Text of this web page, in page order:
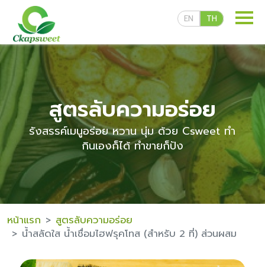
EN TH
ผลิตภัณฑ์ของเรา
สูตรลับความอร่อย
สื่อเผยแพร่
สูตรลับความอร่อย
รังสรรค์เมนูอร่อย หวาน นุ่ม ด้วย Csweet ทำ
กินเองก็ได้ ทำขายก็ปัง
หน้าแรก
สูตรลับความอร่อย
น้ำสลัดใส น้ำเชื่อมไฮฟรุคโทส (สำหรับ 2 ที่) ส่วนผสม